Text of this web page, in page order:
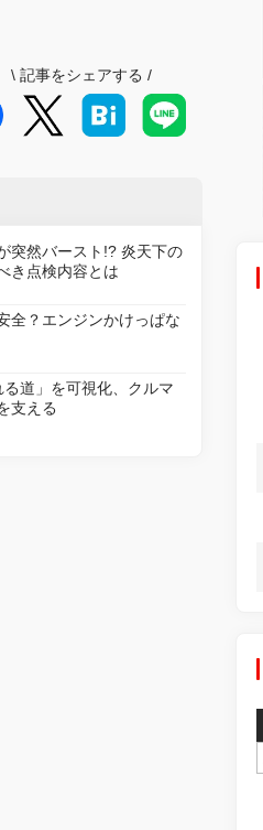
\ 記事をシェアする /
突然バースト!? 炎天下の
き点検内容とは
全？エンジンかけっぱな
道」を可視化、クルマ
支える